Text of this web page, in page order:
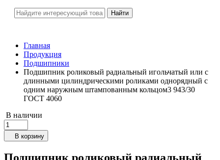
Главная
Продукция
Подшипники
Подшипник роликовый радиальный игольчатый или с
длинными цилиндрическими роликами однорядный с
одним наружным штампованным кольцом3 943/30
ГОСТ 4060
В наличии
В корзину